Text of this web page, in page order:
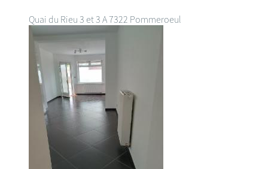
Quai du Rieu 3 et 3 A7322 Pommeroeul